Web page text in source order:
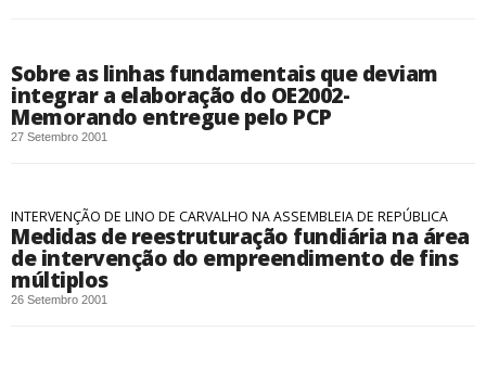
Sobre as linhas fundamentais que deviam
integrar a elaboração do OE2002-
Memorando entregue pelo PCP
27 Setembro 2001
INTERVENÇÃO DE LINO DE CARVALHO NA ASSEMBLEIA DE REPÚBLICA
Medidas de reestruturação fundiária na área
de intervenção do empreendimento de fins
múltiplos
26 Setembro 2001